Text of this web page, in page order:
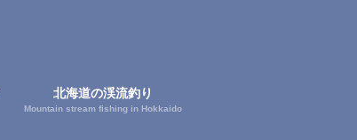
北海道の渓流釣り
Mountain stream fishing in Hokkaido